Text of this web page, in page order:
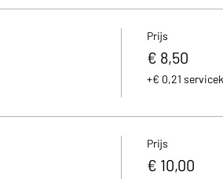
Prijs
€ 8,50
+€ 0,21
Prijs
€ 10,00